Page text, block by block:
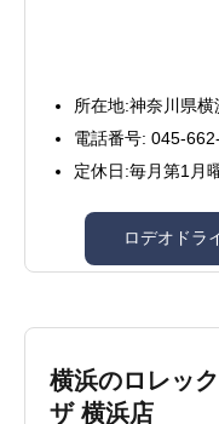
所在地:神奈川県
電話番号: 045-
定休日:毎月第1月
ロデオドラ
横浜のロレッ
ザ 横浜店